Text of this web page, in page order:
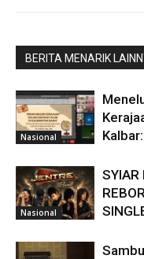
BERITA MENARIK
Nasional
Nasional
SYIAR